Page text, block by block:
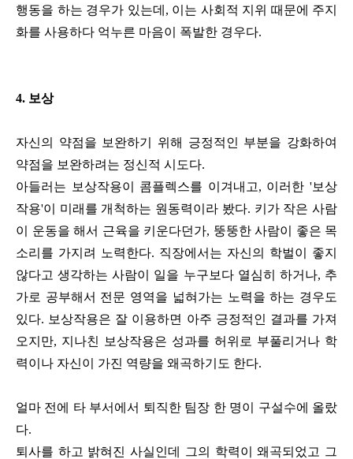
행동을 하는 경우가 있는데, 이는 사회적 지위 때문에 주지
화를 사용하다 억누른 마음이 폭발한 경우다.
4. 보상
자신의 약점을 보완하기 위해 긍정적인 부분을 강화하여
약점을 보완하려는 정신적 시도다.
아들러는 보상작용이 콤플렉스를 이겨내고, 이러한 '보상
작용'이 미래를 개척하는 원동력이라 봤다. 키가 작은 사람
이 운동을 해서 근육을 키운다던가, 뚱뚱한 사람이 좋은 목
소리를 가지려 노력한다. 직장에서는 자신의 학벌이 좋지
않다고 생각하는 사람이 일을 누구보다 열심히 하거나, 추
가로 공부해서 전문 영역을 넓혀가는 노력을 하는 경우도
있다. 보상작용은 잘 이용하면 아주 긍정적인 결과를 가져
오지만, 지나친 보상작용은 성과를 허위로 부풀리거나 학
력이나 자신이 가진 역량을 왜곡하기도 한다.
얼마 전에 타 부서에서 퇴직한 팀장 한 명이 구설수에 올랐
다.
퇴사를 하고 밝혀진 사실인데 그의 학력이 왜곡되었고 그